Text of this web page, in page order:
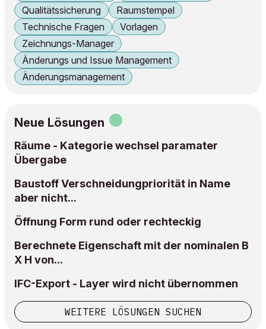
Qualitätssicherung
Raumstempel
Technische Fragen
Vorlagen
Zeichnungs-Manager
Änderungs und Issue Management
Änderungsmanagement
Neue Lösungen
Räume - Kategorie wechsel paramater
Übergabe
Baustoff Verschneidungpriorität in Name
aber nicht...
Öffnung Form rund oder rechteckig
Berechnete Eigenschaft mit der nominalen B
X H von...
IFC-Export - Layer wird nicht übernommen
WEITERE LÖSUNGEN SUCHEN